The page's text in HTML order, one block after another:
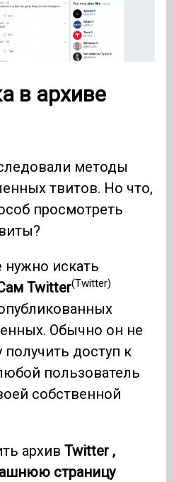
в архиве
методы
твитов. Но что,
просмотреть
нужно искать
Twitter(Twitter)
Обычно он не
доступ к
пользователь
собственной
архивTwitter ,
страницу